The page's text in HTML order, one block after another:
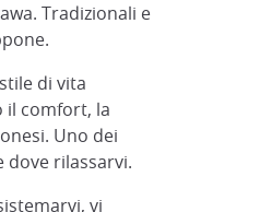
Tradizionali e
di vita
il comfort, la
Uno dei
dove rilassarvi.
vi